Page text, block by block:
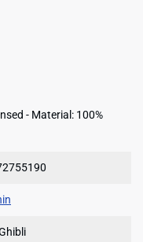
- Material: 100%